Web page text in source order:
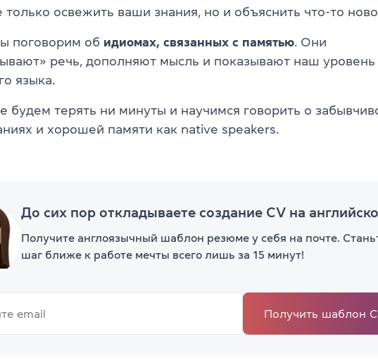
освежить ваши знания, но и объяснить что-то
поговорим об идиомах, связанных с памятью. Они
речь, дополняют мысль и показывают наш уровень
языка.
будем терять ни минуты и научимся говорить о
и хорошей памяти как native speakers.
До сих пор откладываете создание CV на
Получите англоязычный шаблон резюме у себя на почте.
шаг ближе к работе мечты всего лишь за 15 минут!
Получить шаблон